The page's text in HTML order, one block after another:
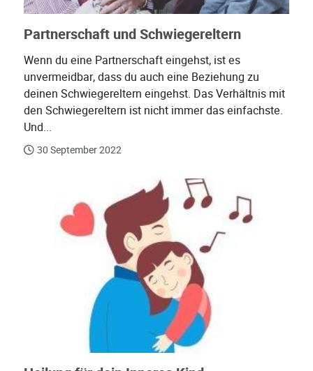
Partnerschaft und Schwiegereltern
Wenn du eine Partnerschaft eingehst, ist es
unvermeidbar, dass du auch eine Beziehung zu
deinen Schwiegereltern eingehst. Das Verhältnis mit
den Schwiegereltern ist nicht immer das einfachste.
Und...
30 September 2022